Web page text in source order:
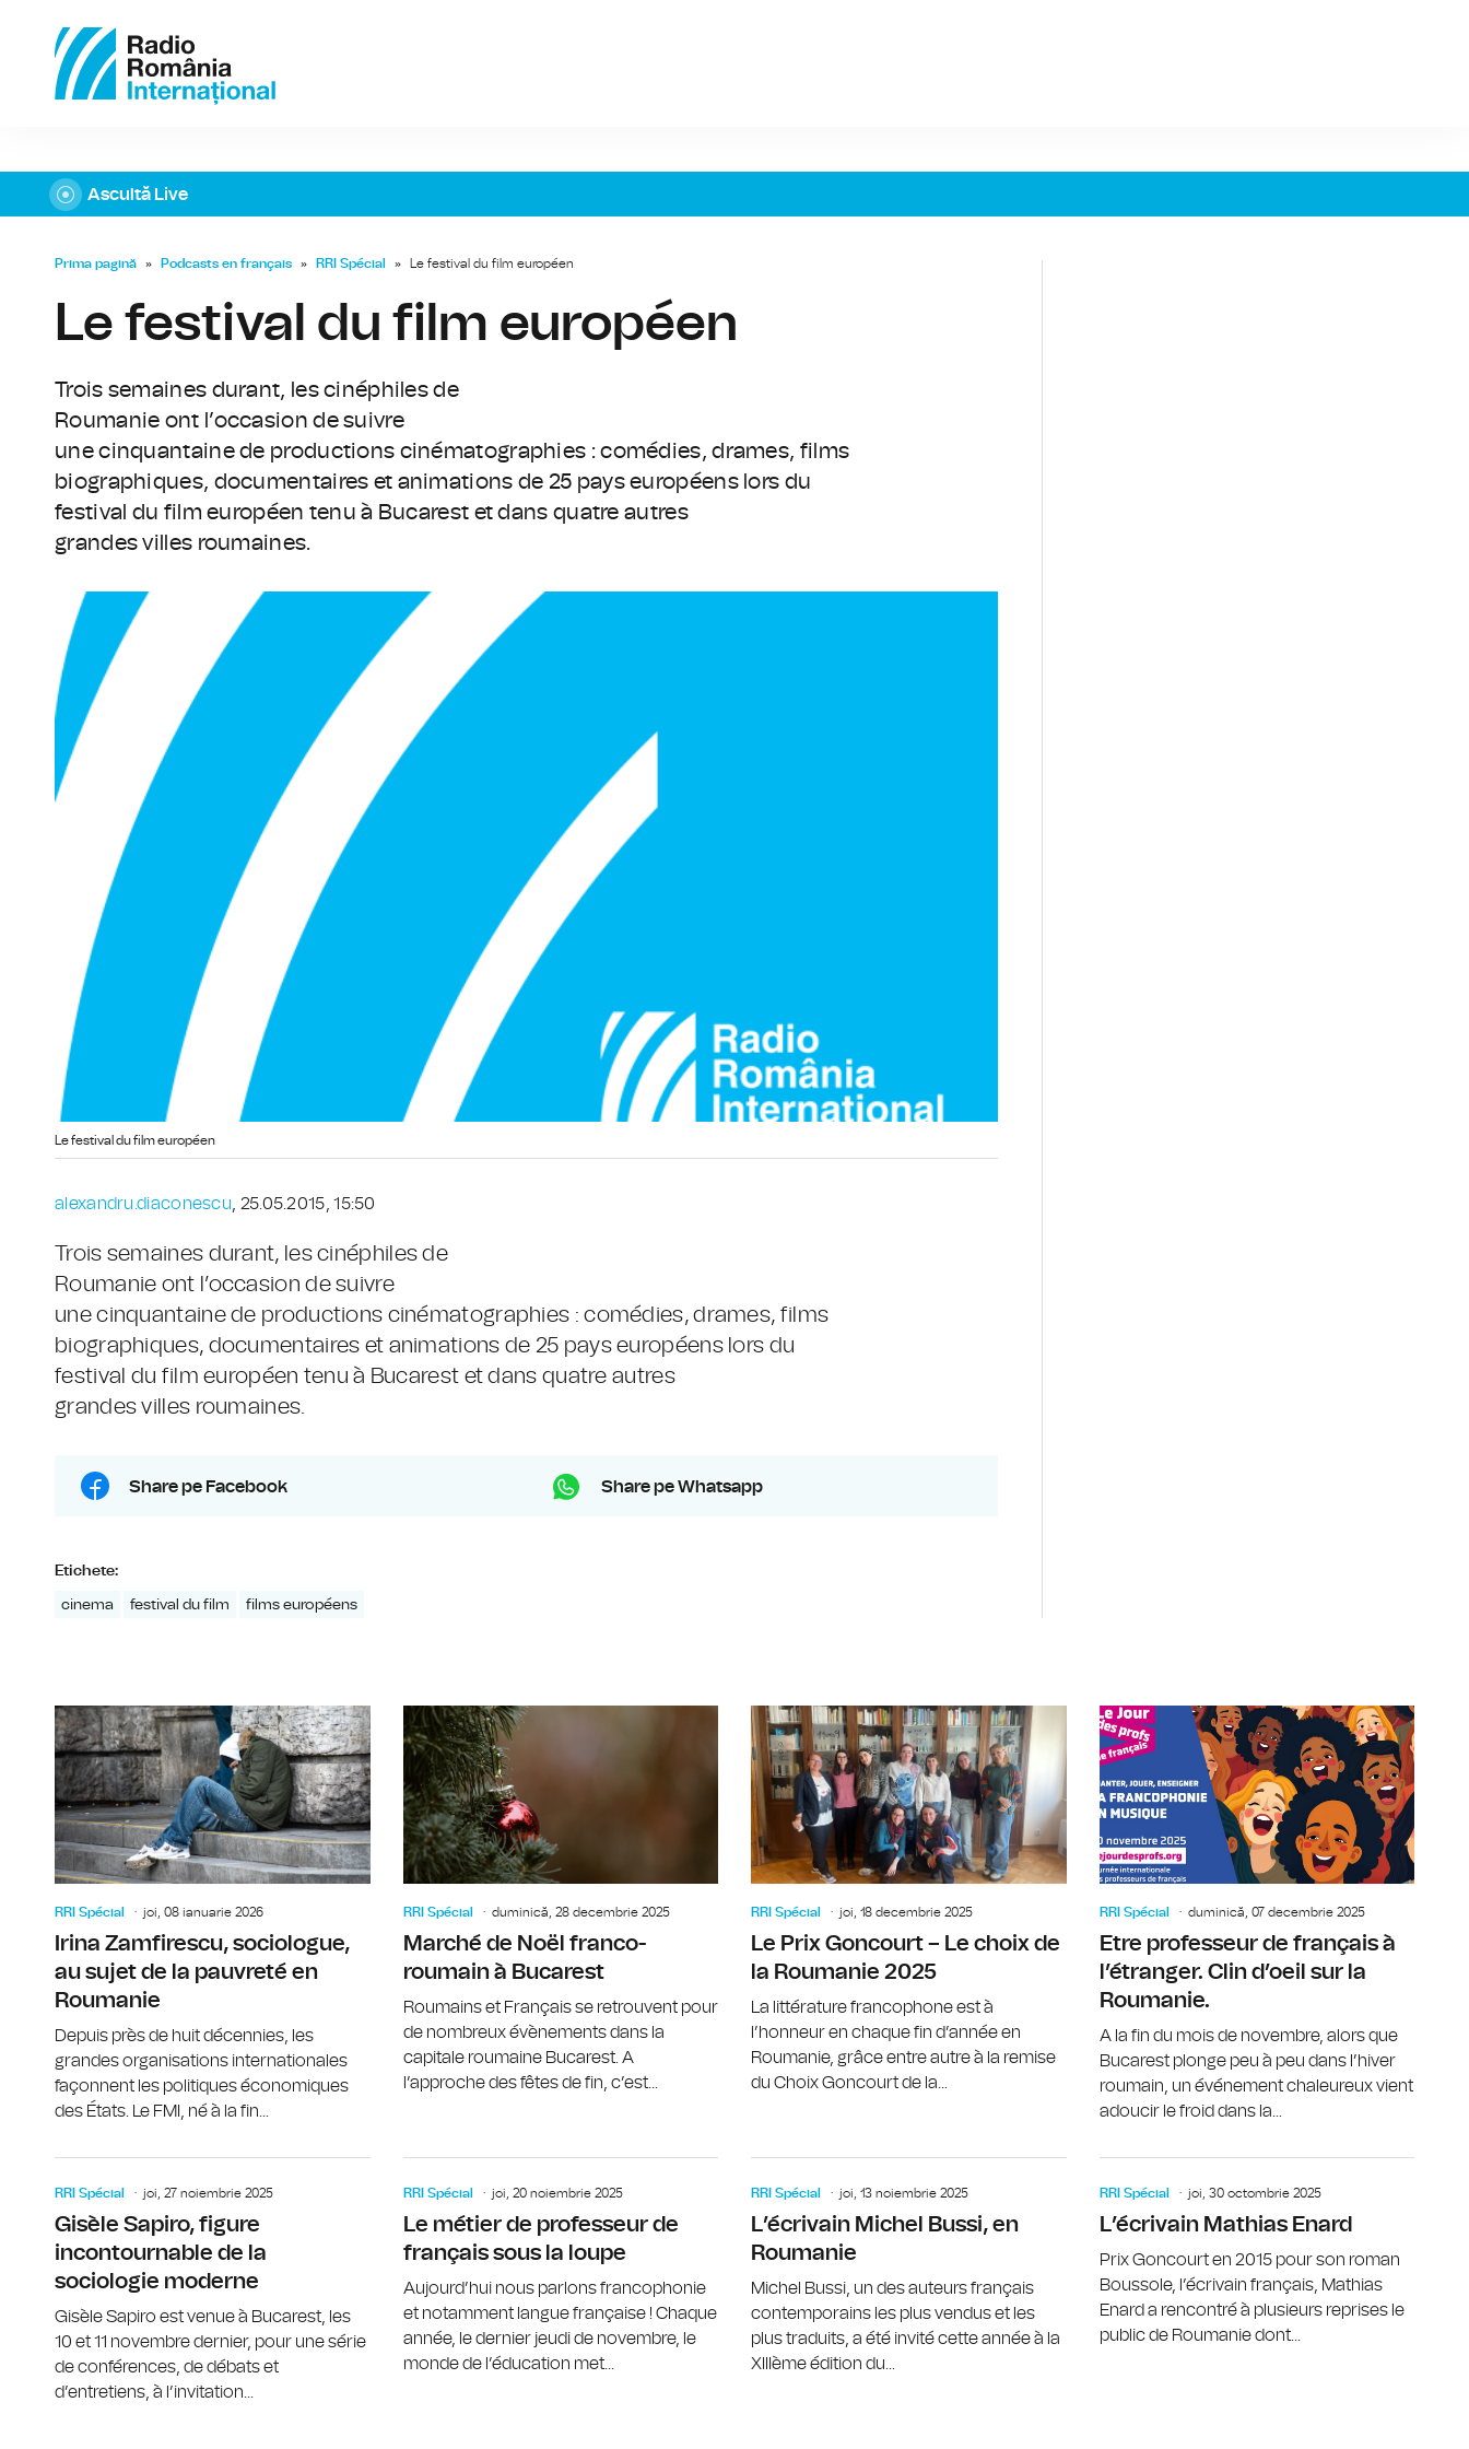
Ascultă Live
Prima pagină » Podcasts en français » RRI Spécial » Le festival du film européen
Le festival du film européen
Trois semaines durant, les cinéphiles de
Roumanie ont l’occasion de suivre
une cinquantaine de productions cinématographies : comédies, drames, films
biographiques, documentaires et animations de 25 pays européens lors du
festival du film européen tenu à Bucarest et dans quatre autres
grandes villes roumaines.
Le festival du film européen
alexandru.diaconescu, 25.05.2015, 15:50
Trois semaines durant, les cinéphiles de
Roumanie ont l’occasion de suivre
une cinquantaine de productions cinématographies : comédies, drames, films
biographiques, documentaires et animations de 25 pays européens lors du
festival du film européen tenu à Bucarest et dans quatre autres
grandes villes roumaines.
Share pe Facebook Share pe Whatsapp
Etichete:
cinema festival du film films européens
RRI Spécial joi, 08 ianuarie 2026
Irina Zamfirescu, sociologue,
au sujet de la pauvreté en
Roumanie
Depuis près de huit décennies, les
grandes organisations internationales
façonnent les politiques économiques
des États. Le FMI, né à la fin...
Irina Zamfirescu, sociologue, au sujet de la pauvreté en Roumanie
RRI Spécial duminică, 28 decembrie 2025
Marché de Noël franco-
roumain à Bucarest
Roumains et Français se retrouvent pour
de nombreux évènements dans la
capitale roumaine Bucarest. A
l’approche des fêtes de fin, c’est...
Marché de Noël franco-roumain à Bucarest
RRI Spécial joi, 18 decembrie 2025
Le Prix Goncourt – Le choix de
la Roumanie 2025
La littérature francophone est à
l’honneur en chaque fin d’année en
Roumanie, grâce entre autre à la remise
du Choix Goncourt de la...
Le Prix
RRI Spécial duminică, 07 decembrie 2025
Etre professeur de français à
l’étranger. Clin d’oeil sur la
Roumanie.
A la fin du mois de novembre, alors que
Bucarest plonge peu à peu dans l’hiver
roumain, un événement chaleureux vient
adoucir le froid dans la...
RRI Spécial joi, 27 noiembrie 2025
Gisèle Sapiro, figure
incontournable de la
sociologie moderne
Gisèle Sapiro est venue à Bucarest, les
10 et 11 novembre dernier, pour une série
de conférences, de débats et
d’entretiens, à l’invitation...
RRI Spécial joi, 20 noiembrie 2025
Le métier de professeur de
français sous la loupe
Aujourd’hui nous parlons francophonie
et notamment langue française ! Chaque
année, le dernier jeudi de novembre, le
monde de l’éducation met...
RRI Spécial joi, 13 noiembrie 2025
L’écrivain Michel Bussi, en
Roumanie
Michel Bussi, un des auteurs français
contemporains les plus vendus et les
plus traduits, a été invité cette année à la
XIIIème édition du...
RRI Spécial joi, 30 octombrie 2025
L’écrivain Mathias Enard
Prix Goncourt en 2015 pour son roman
Boussole, l’écrivain français, Mathias
Enard a rencontré à plusieurs reprises le
public de Roumanie dont...